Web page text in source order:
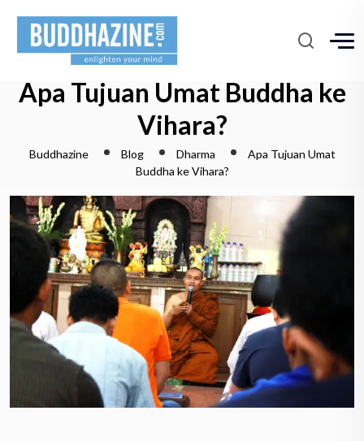
Apa Tujuan Umat Buddha ke
Vihara?
Buddhazine Blog Dharma
Apa Tujuan Umat
Buddha ke Vihara?